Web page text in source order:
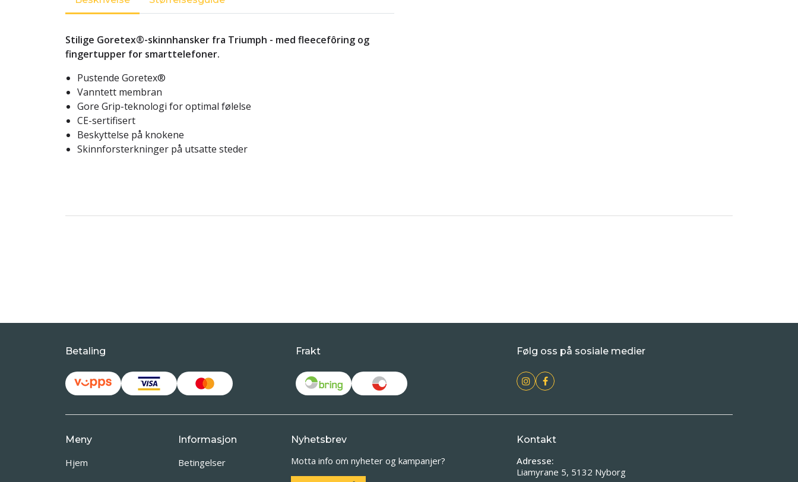
Stilige Goretex®-skinnhansker fra Triumph - med fleecefôring og
fingertupper for smarttelefoner.
Pustende Goretex®
Vanntett membran
Gore Grip-teknologi for optimal følelse
CE-sertifisert
Beskyttelse på knokene
Skinnforsterkninger på utsatte steder
Betaling Frakt Følg oss på sosiale medier
Meny
Hjem
Informasjon
Betingelser
Nyhetsbrev
Motta info om nyheter og kampanjer?
Kontakt
Adresse:
Liamyrane 5, 5132 Nyborg